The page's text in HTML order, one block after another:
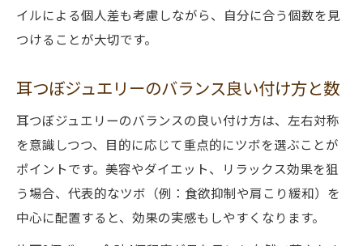
イルによる個人差も考慮しながら、自分に合う個数を見
つけることが大切です。
耳つぼジュエリーのバランス良い付け方と数
耳つぼジュエリーのバランスの良い付け方は、左右対称
を意識しつつ、目的に応じて重点的にツボを選ぶことが
ポイントです。美容やダイエット、リラックス効果を狙
う場合、代表的なツボ（例：食欲抑制や肩こり緩和）を
中心に配置すると、効果の実感もしやすくなります。